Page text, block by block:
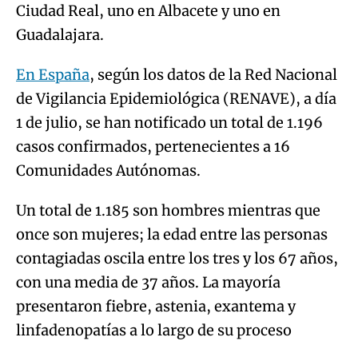
Ciudad Real, uno en Albacete y uno en
Guadalajara.
En España, según los datos de la Red Nacional
de Vigilancia Epidemiológica (RENAVE), a día
1 de julio, se han notificado un total de 1.196
casos confirmados, pertenecientes a 16
Comunidades Autónomas.
Un total de 1.185 son hombres mientras que
once son mujeres; la edad entre las personas
contagiadas oscila entre los tres y los 67 años,
con una media de 37 años. La mayoría
presentaron fiebre, astenia, exantema y
linfadenopatías a lo largo de su proceso